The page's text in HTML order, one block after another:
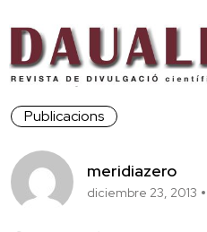
Publicacions
meridiazero
diciembre 23, 2013